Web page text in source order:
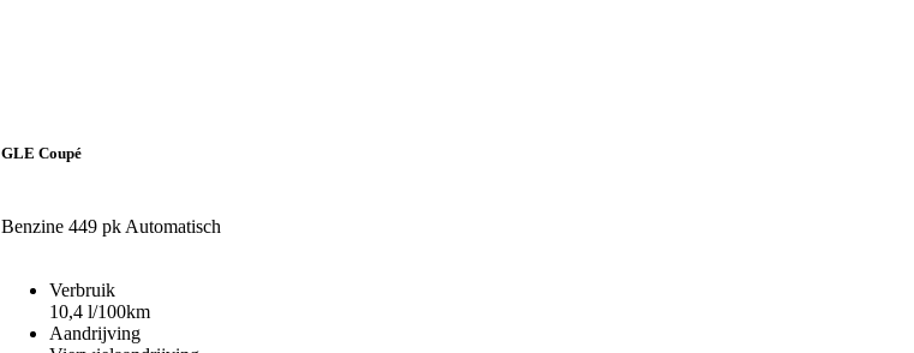
GLE Coupé
Benzine 449 pk Automatisch
Verbruik
10,4 l/100km
Aandrijving